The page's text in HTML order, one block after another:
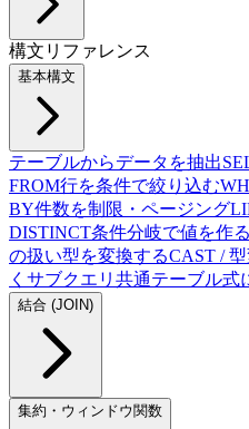
構文リファレンス
基本構文
テーブルからデータを抽出
FROM行を条件で絞り込む
BY件数を制限・ページング
DISTINCT条件分岐で値を作る
の扱い型を変換するCAST /
く サブクエリ 共通テーブル式
結合 (JOIN)
集約・ウィンドウ関数